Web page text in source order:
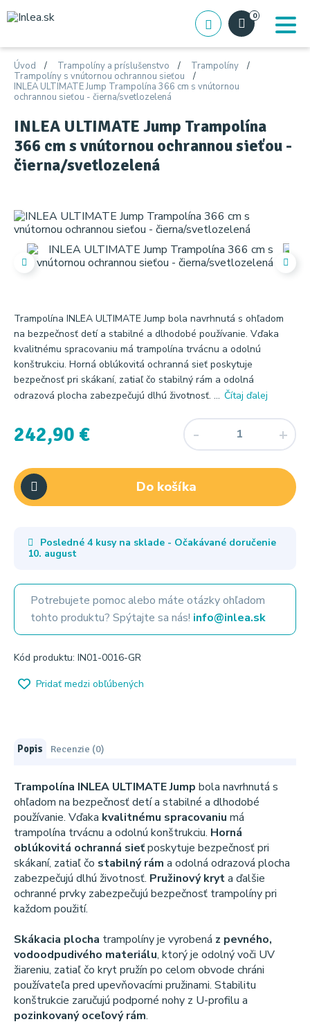
0
Úvod Trampolíny a príslušenstvo
Trampolíny
Trampolíny s vnútornou ochrannou sieťou
INLEA ULTIMATE Jump Trampolína 366 cm s vnútornou
ochrannou sieťou - čierna/svetlozelená
INLEA ULTIMATE Jump Trampolína
366 cm s vnútornou ochrannou sieťou -
čierna/svetlozelená
Trampolína INLEA ULTIMATE Jump bola navrhnutá s ohľadom
na bezpečnosť detí a stabilné a dlhodobé používanie. Vďaka
kvalitnému spracovaniu má trampolína trvácnu a odolnú
konštrukciu. Horná oblúkovitá ochranná sieť poskytuje
bezpečnosť pri skákaní, zatiaľ čo stabilný rám a odolná
odrazová plocha zabezpečujú dlhú životnosť. ... Čítaj ďalej
242,90 €
Do košíka
Posledné 4 kusy na sklade - Očakávané doručenie
10. august
Potrebujete pomoc alebo máte otázky ohľadom
tohto produktu? Spýtajte sa nás! info@inlea.sk
Kód produktu: IN01-0016-GR
Pridať medzi obľúbených
Popis Recenzie (0)
Trampolína INLEA ULTIMATE Jump bola navrhnutá s
ohľadom na bezpečnosť detí a stabilné a dlhodobé
používanie. Vďaka kvalitnému spracovaniu má
trampolína trvácnu a odolnú konštrukciu. Horná
oblúkovitá ochranná sieťposkytuje bezpečnosť pri
skákaní, zatiaľ čo stabilný rám a odolná odrazová plocha
zabezpečujú dlhú životnosť. Pružinový kryta ďalšie
ochranné prvky zabezpečujú bezpečnosť trampolíny pri
každom použití.
Skákacia plocha trampolíny je vyrobená z pevného, ​​
vodoodpudivého materiálu, ktorý je odolný voči UV
žiareniu, zatiaľ čo kryt pružín po celom obvode chráni
používateľa pred upevňovacími pružinami. Stabilitu
konštrukcie zaručujú podporné nohy z U-profilu a
pozinkovaný oceľový rám.